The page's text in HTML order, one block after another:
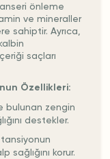
önleme
ve mineraller
sahiptir. Ayrıca,
saçları
Özellikleri:
bulunan zengin
destekler.
sağlığını korur.